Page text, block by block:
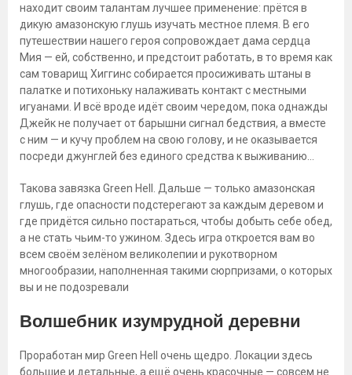
находит своим талантам лучшее применение: прётся в
дикую амазонскую глушь изучать местное племя. В его
путешествии нашего героя сопровождает дама сердца
Мия — ей, собственно, и предстоит работать, в то время как
сам товарищ Хиггинc собирается просиживать штаны в
палатке и потихоньку налаживать контакт с местными
игуанами. И всё вроде идёт своим чередом, пока однажды
Джейк не получает от барышни сигнал бедствия, а вместе
с ним — и кучу проблем на свою голову, и не оказывается
посреди джунглей без единого средства к выживанию…
Такова завязка Green Hell. Дальше — только амазонская
глушь, где опасности подстерегают за каждым деревом и
где придётся сильно постараться, чтобы добыть себе обед,
а не стать чьим-то ужином. Здесь игра откроется вам во
всем своём зелёном великолепии и рукотворном
многообразии, наполненная такими сюрпризами, о которых
вы и не подозревали
Волшебник изумрудной деревни
Проработан мир Green Hell очень щедро. Локации здесь
большие и детальные, а ещё очень красочные — совсем не